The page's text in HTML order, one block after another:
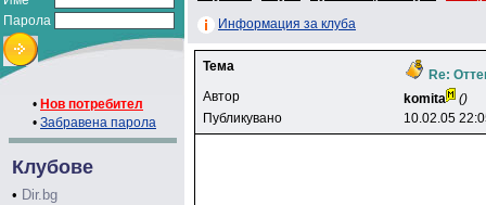
Парола
• Нов потребител
• Забравена парола
Клубове
• Dir.bg
Информация за клуба
Тема
Re:
Автор
komita
()
Публикувано
10.02.05